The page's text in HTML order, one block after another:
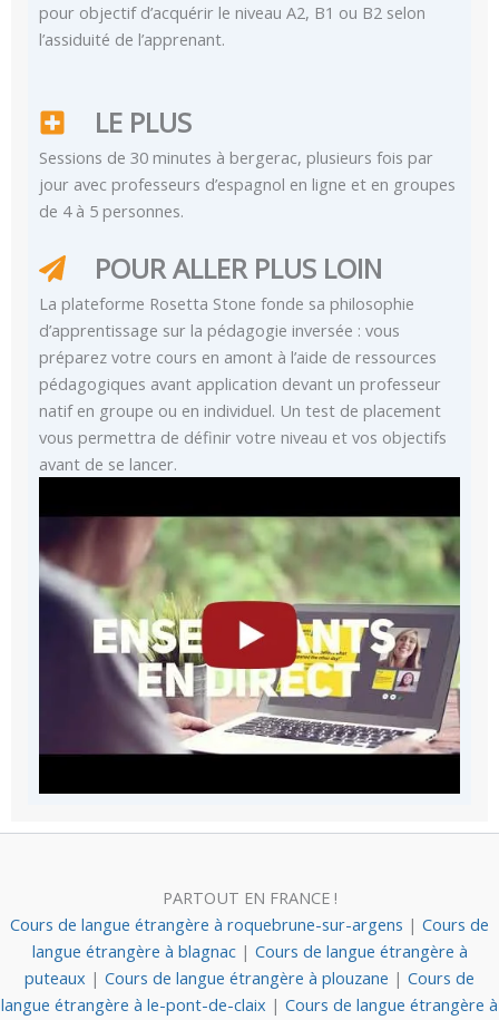
pour objectif d’acquérir le niveau A2, B1 ou B2 selon
l’assiduité de l’apprenant.
LE PLUS
Sessions de 30 minutes à bergerac, plusieurs fois par
jour avec professeurs d’espagnol en ligne et en groupes
de 4 à 5 personnes.
POUR ALLER PLUS LOIN
La plateforme Rosetta Stone fonde sa philosophie
d’apprentissage sur la pédagogie inversée : vous
préparez votre cours en amont à l’aide de ressources
pédagogiques avant application devant un professeur
natif en groupe ou en individuel. Un test de placement
vous permettra de définir votre niveau et vos objectifs
avant de se lancer.
PARTOUT EN FRANCE !
Cours de langue étrangère à roquebrune-sur-argens | Cours de
langue étrangère à blagnac | Cours de langue étrangère à
puteaux | Cours de langue étrangère à plouzane | Cours de
langue étrangère à le-pont-de-claix | Cours de langue étrangère à